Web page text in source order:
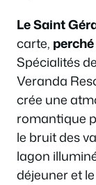
Le Saint
carte,
Spécialités
Veranda
crée une
romantique
le bruit des
lagon
déjeuner et